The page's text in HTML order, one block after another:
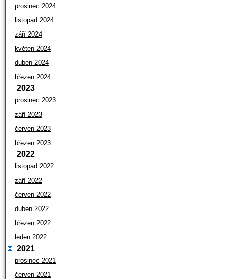
prosinec 2024
listopad 2024
září 2024
květen 2024
duben 2024
březen 2024
2023
prosinec 2023
září 2023
červen 2023
březen 2023
2022
listopad 2022
září 2022
červen 2022
duben 2022
březen 2022
leden 2022
2021
prosinec 2021
červen 2021